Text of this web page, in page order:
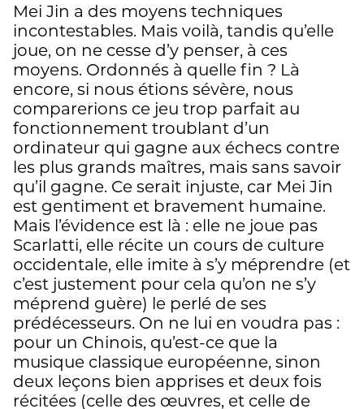
Mei Jin a des moyens techniques
incontestables. Mais voilà, tandis qu’elle
joue, on ne cesse d’y penser, à ces
moyens. Ordonnés à quelle fin ? Là
encore, si nous étions sévère, nous
comparerions ce jeu trop parfait au
fonctionnement troublant d’un
ordinateur qui gagne aux échecs contre
les plus grands maîtres, mais sans savoir
qu’il gagne. Ce serait injuste, car Mei Jin
est gentiment et bravement humaine.
Mais l’évidence est là : elle ne joue pas
Scarlatti, elle récite un cours de culture
occidentale, elle imite à s’y méprendre (et
c’est justement pour cela qu’on ne s’y
méprend guère) le perlé de ses
prédécesseurs. On ne lui en voudra pas :
pour un Chinois, qu’est-ce que la
musique classique européenne, sinon
deux leçons bien apprises et deux fois
récitées (celle des œuvres, et celle de